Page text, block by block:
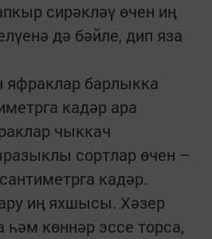
сирәкләү өчен иң
дә бәйле, дип яза
яфраклар барлыкка
кадәр ара
чыккач
сортлар өчен –
кадәр.
иң яхшысы. Хәзер
көннәр эссе торса,